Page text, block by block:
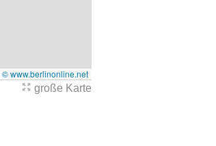
© www.berlinonline.net
große Karte